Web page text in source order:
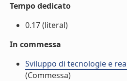
Tempo dedicato
0.17 (literal)
In commessa
Sviluppo di tecnologie e
(Commessa)